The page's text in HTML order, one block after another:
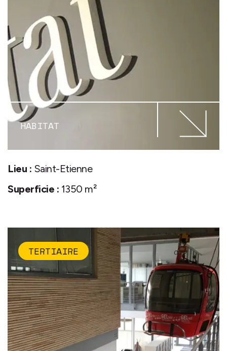
HABITAT
Lieu : Saint-Etienne
Superficie : 1350 m²
TERTIAIRE